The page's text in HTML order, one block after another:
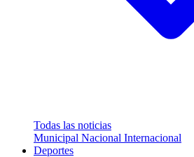
Todas las noticias
Municipal Nacional Internacional
Deportes